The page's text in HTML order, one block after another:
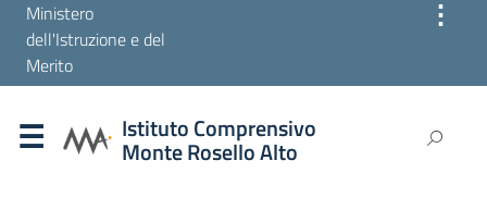
Ministero
dell'Istruzione e del
Merito
⋮
Istituto Comprensivo
Monte Rosello Alto